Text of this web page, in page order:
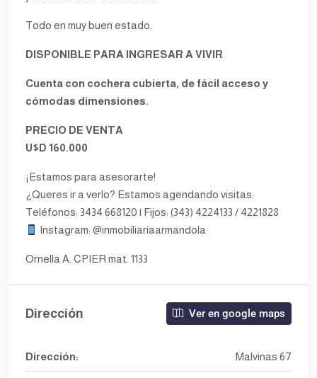
Todo en muy buen estado.
DISPONIBLE PARA INGRESAR A VIVIR
Cuenta con cochera cubierta, de fácil acceso y
cómodas dimensiones.
PRECIO DE VENTA
U$D 160.000
¡Estamos para asesorarte!
¿Queres ir a verlo? Estamos agendando visitas:
Teléfonos: 3434 668120 | Fijos: (343) 4224133 / 4221828
Instagram: @inmobiliariaarmandola
Ornella A. CPIER mat. 1133
Dirección Ver en google maps
Dirección: Malvinas 67